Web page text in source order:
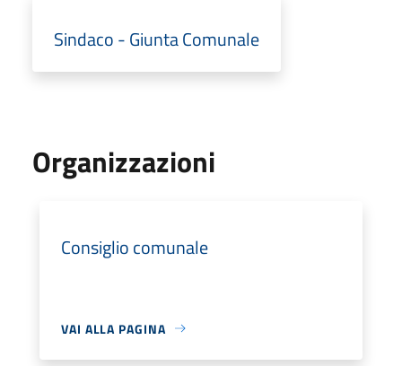
Sindaco - Giunta Comunale
Organizzazioni
Consiglio comunale
VAI ALLA PAGINA